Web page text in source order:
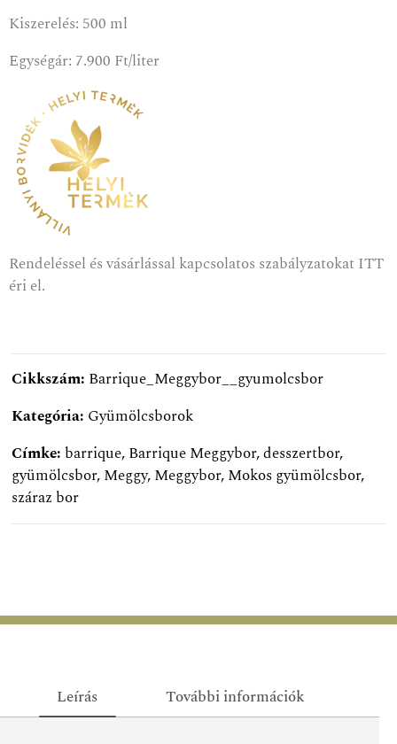
Kiszerelés: 500 ml
Egységár: 7.900 Ft/liter
Rendeléssel és vásárlással kapcsolatos szabályzatokatITT
éri el.
Cikkszám: Barrique_Meggybor__gyumolcsbor
Kategória: Gyümölcsborok
Címke: barrique,Barrique Meggybor,desszertbor,
gyümölcsbor,Meggy,Meggybor,Mokos gyümölcsbor,
száraz bor
Leírás További információk